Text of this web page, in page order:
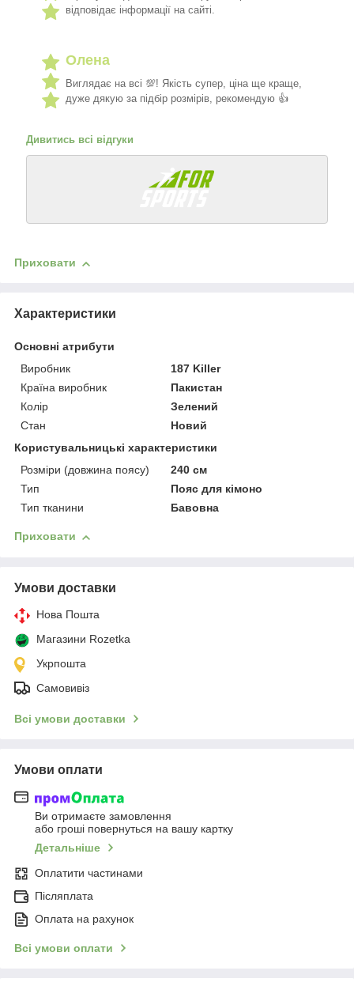
відповідає інформації на сайті.
Олена
Виглядає на всі 💯! Якість супер, ціна ще краще,
дуже дякую за підбір розмірів, рекомендую 👍
Дивитись всі відгуки
Приховати
Характеристики
Основні атрибути
Виробник
187 Killer
Країна виробник
Пакистан
Колір
Зелений
Стан
Новий
Користувальницькі характеристики
Розміри (довжина поясу)
240 см
Тип
Пояс для кімоно
Тип тканини
Бавовна
Приховати
Умови доставки
Нова Пошта
Магазини Rozetka
Укрпошта
Самовивіз
Всі умови доставки
Умови оплати
Ви отримаєте замовлення
або гроші повернуться на вашу картку
Детальніше
Оплатити частинами
Післяплата
Оплата на рахунок
Всі умови оплати